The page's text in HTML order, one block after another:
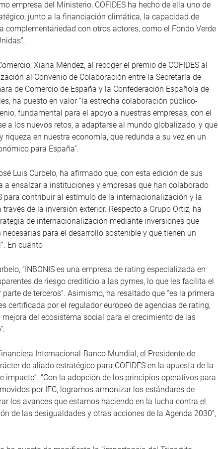
empresa del Ministerio, COFIDES ha hecho de ella uno de
junto a la financiación climática, la capacidad de
complementariedad con otros actores, como el Fondo Verde
Xiana Méndez, al recoger el premio de COFIDES al
al Convenio de Colaboración entre la Secretaría de
de Comercio de España y la Confederación Española de
ha puesto en valor “la estrecha colaboración público-
fundamental para el apoyo a nuestras empresas, con el
a los nuevos retos, a adaptarse al mundo globalizado, y que
riqueza en nuestra economía, que redunda a su vez en un
para España”.
Luis Curbelo, ha afirmado que, con esta edición de sus
a ensalzar a instituciones y empresas que han colaborado
para contribuir al estímulo de la internacionalización y la
de la inversión exterior. Respecto a Grupo Ortiz, ha
de internacionalización mediante inversiones que
para el desarrollo sostenible y que tienen un
En cuanto
“INBONIS es una empresa de rating especializada en
de riesgo crediticio a las pymes, lo que les facilita el
de terceros”. Asimismo, ha resaltado que “es la primera
certificada por el regulador europeo de agencias de rating,
mejora del ecosistema social para el crecimiento de las
Internacional-Banco Mundial, el Presidente de
de aliado estratégico para COFIDES en la apuesta de la
impacto”. “Con la adopción de los principios operativos para
por IFC, logramos armonizar los estándares de
los avances que estamos haciendo en la lucha contra el
de las desigualdades y otras acciones de la Agenda 2030”,